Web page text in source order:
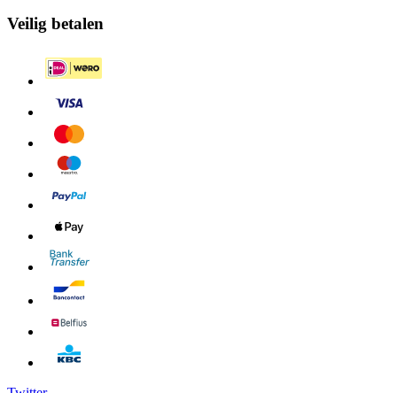
Veilig betalen